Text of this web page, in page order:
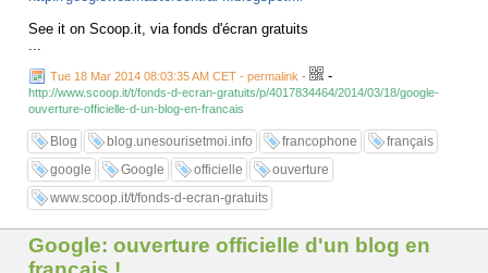
See it on Scoop.it, via fonds d'écran gratuits
...
Tue 18 Mar 2014 08:03:35 AM CET - permalink - -
http://www.scoop.it/t/fonds-d-ecran-gratuits/p/4017834464/2014/03/18/google-
ouverture-officielle-d-un-blog-en-francais
Blog blog.unesourisetmoi.info francophone
français
google
Google officielle
ouverture
www.scoop.it/t/fonds-d-ecran-gratuits
Google: ouverture officielle d'un blog en